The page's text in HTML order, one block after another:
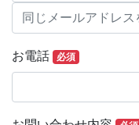
お電話 必須